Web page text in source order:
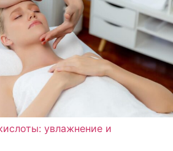
увлажнение и